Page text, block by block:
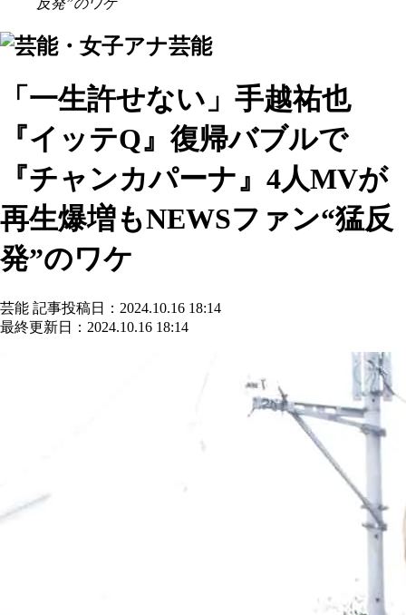
反発”のワケ
芸能
「一生許せない」手越祐也
『イッテQ』復帰バブルで
『チャンカパーナ』4人MVが
再生爆増もNEWSファン“猛反
発”のワケ
芸能 記事投稿日：2024.10.16 18:14
最終更新日：2024.10.16 18:14